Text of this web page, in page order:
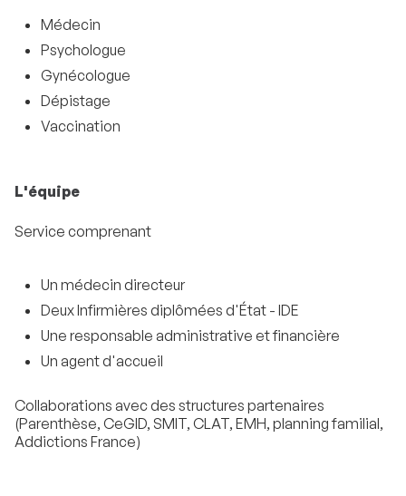
Médecin
Psychologue
Gynécologue
Dépistage
Vaccination
L'équipe
Service comprenant
Un médecin directeur
Deux Infirmières diplômées d'État - IDE
Une responsable administrative et financière
Un agent d'accueil
Collaborations avec des structures partenaires
(Parenthèse, CeGID, SMIT, CLAT, EMH, planning familial,
Addictions France)